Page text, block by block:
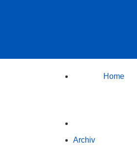
 Home
Archiv